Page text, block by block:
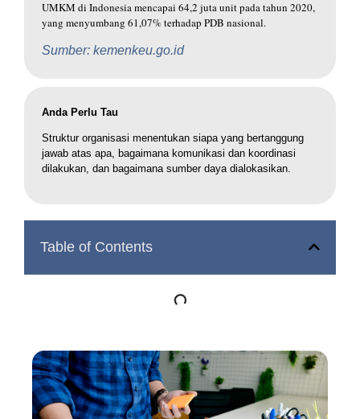
UMKM di Indonesia mencapai 64,2 juta unit pada tahun 2020,
yang menyumbang 61,07% terhadap PDB nasional.
Sumber: kemenkeu.go.id
Anda Perlu Tau
Struktur organisasi menentukan siapa yang bertanggung
jawab atas apa, bagaimana komunikasi dan koordinasi
dilakukan, dan bagaimana sumber daya dialokasikan.
Table of Contents